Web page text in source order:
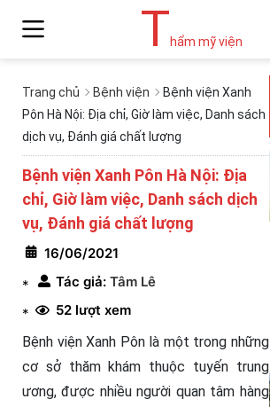
Thẩm mỹ viện
Trang chủ Bệnh viện
Bệnh viện Xanh
Pôn Hà Nội: Địa chỉ, Giờ làm việc, Danh sách
dịch vụ, Đánh giá chất lượng
Bệnh viện Xanh Pôn Hà Nội: Địa
chỉ, Giờ làm việc, Danh sách dịch
vụ, Đánh giá chất lượng
16/06/2021
*
Tác giả: Tâm Lê
*
52 lượt xem
Bệnh viện Xanh Pôn là một trong những
cơ sở thăm khám thuộc tuyến trung
ương, được nhiều người quan tâm hàng